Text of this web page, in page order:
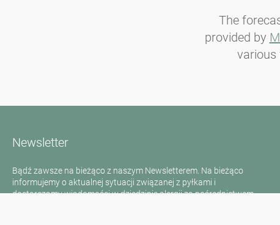
The
provided by
various
Newsletter
Bądź zawsze na bieżąco z naszym Newsletterem. Na bieżąco
informujemy o aktualnej sytuacji związanej z pyłkami i
dostarczamy wiadomości w dziedzinie alergii za pośrednictwem